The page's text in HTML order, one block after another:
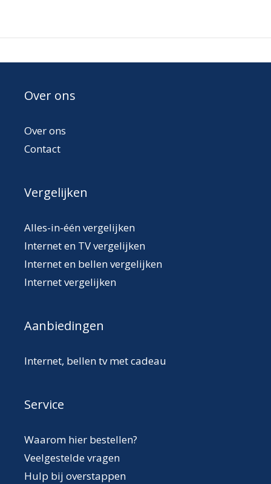
Over ons
Over ons
Contact
Vergelijken
Alles-in-één vergelijken
Internet en TV vergelijken
Internet en bellen vergelijken
Internet vergelijken
Aanbiedingen
Internet, bellen tv met cadeau
Service
Waarom hier bestellen?
Veelgestelde vragen
Hulp bij overstappen